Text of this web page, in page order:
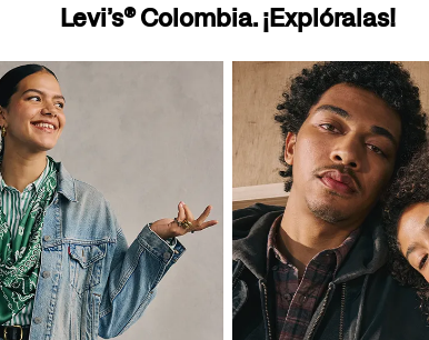
Levi’s® Colombia. ¡Explóralas!